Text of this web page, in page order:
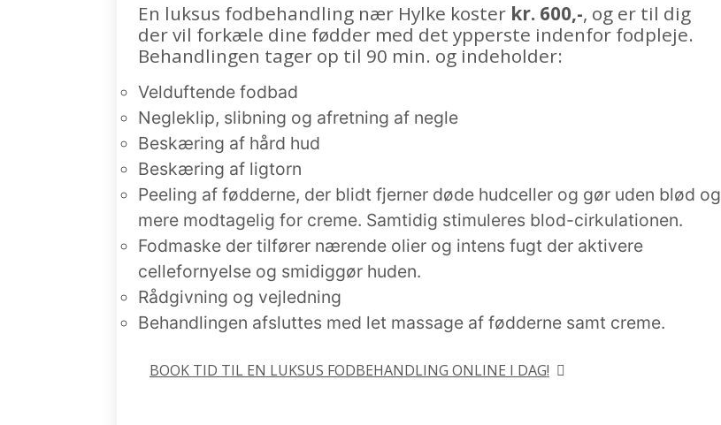
En luksus fodbehandling nær Hylke koster kr. 600,-, og er til dig
der vil forkæle dine fødder med det ypperste indenfor fodpleje.
Behandlingen tager op til 90 min. og indeholder:
Velduftende fodbad
Negleklip, slibning og afretning af negle
Beskæring af hård hud
Beskæring af ligtorn
Peeling af fødderne, der blidt fjerner døde hudceller og gør uden blød og
mere modtagelig for creme. Samtidig stimuleres blod-cirkulationen.
Fodmaske der tilfører nærende olier og intens fugt der aktivere
cellefornyelse og smidiggør huden.
Rådgivning og vejledning
Behandlingen afsluttes med let massage af fødderne samt creme.
BOOK TID TIL EN LUKSUS FODBEHANDLING ONLINE I DAG!